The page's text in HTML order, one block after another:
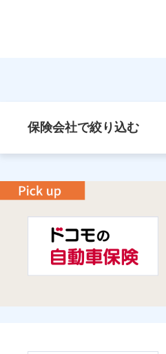
保険会社で絞り込む